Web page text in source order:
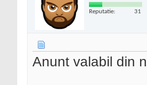
Reputatie: 31
Anunt valabil din